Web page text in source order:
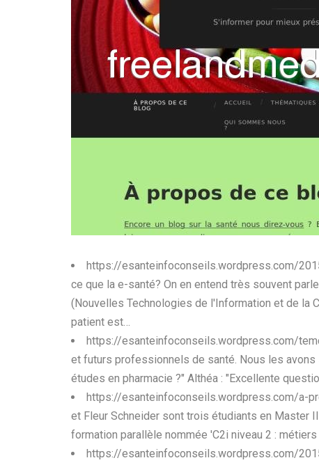
https://esanteinfoconseils.wordpress.com/
ce que la e-santé? On en entend très souvent
(Nouvelles Technologies de l'Information et de la
patient est…
https://esanteinfoconseils.wordpress.com/
et futurs professionnels de santé. Nous les avons
études en pharmacie ?" Althéa : "Excellente
https://esanteinfoconseils.wordpress.com/a-
et Fleur Schneider sont trois étudiants en Master
formation parallèle nommée 'C2i niveau 2 :
https://esanteinfoconseils.wordpress.com/